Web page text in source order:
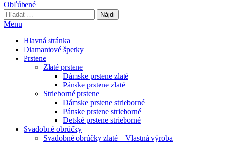
Obľúbené
Hľadať:
Menu
Hlavná stránka
Diamantové šperky
Prstene
Zlaté prstene
Dámske prstene zlaté
Pánske prstene zlaté
Strieborné prstene
Dámske prstene strieborné
Pánske prstene strieborné
Detské prstene strieborné
Svadobné obrúčky
Svadobné obrúčky zlaté – Vlastná výroba